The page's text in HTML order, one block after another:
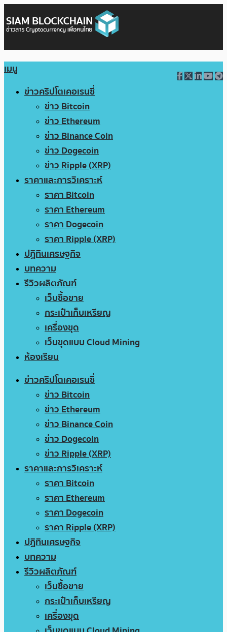
เมนู
ข่าวคริปโตเคอเรนซี่
ข่าว Bitcoin
ข่าว Ethereum
ข่าว Binance Coin
ข่าว Dogecoin
ข่าว Ripple (XRP)
ราคาและการวิเคราะห์
ราคา Bitcoin
ราคา Ethereum
ราคา Dogecoin
ราคา Ripple (XRP)
ปฏิทินเศรษฐกิจ
บทความ
รีวิวผลิตภัณฑ์
เว็บซื้อขาย
กระเป๋าเก็บเหรียญ
เครื่องขุด
เว็บขุดแบบ Cloud Mining
ห้องเรียน
ข่าวคริปโตเคอเรนซี่
ข่าว Bitcoin
ข่าว Ethereum
ข่าว Binance Coin
ข่าว Dogecoin
ข่าว Ripple (XRP)
ราคาและการวิเคราะห์
ราคา Bitcoin
ราคา Ethereum
ราคา Dogecoin
ราคา Ripple (XRP)
ปฏิทินเศรษฐกิจ
บทความ
รีวิวผลิตภัณฑ์
เว็บซื้อขาย
กระเป๋าเก็บเหรียญ
เครื่องขุด